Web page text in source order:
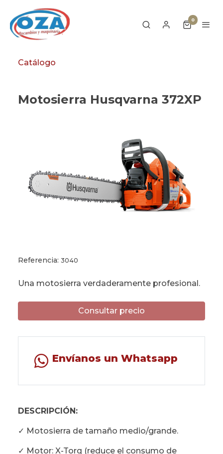
0
Catálogo
Motosierra Husqvarna 372XP
Referencia: 3040
Una motosierra verdaderamente profesional.
Consultar precio
Envíanos un Whatsapp
DESCRIPCIÓN:
✓ Motosierra de tamaño medio/grande.
✓ Motor: X-Torq (reduce el consumo de